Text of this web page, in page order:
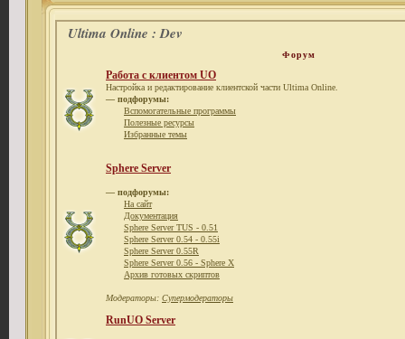
Ultima Online : Dev
Форум
Работа с клиентом UO
Настройка и редактирование клиентской части Ultima Online.
— подфорумы:
Вспомогательные программы
Полезные ресурсы
Избранные темы
Sphere Server
— подфорумы:
На сайт
Документация
Sphere Server TUS - 0.51
Sphere Server 0.54 - 0.55i
Sphere Server 0.55R
Sphere Server 0.56 - Sphere X
Архив готовых скриптов
Модераторы: Супермодераторы
RunUO Server